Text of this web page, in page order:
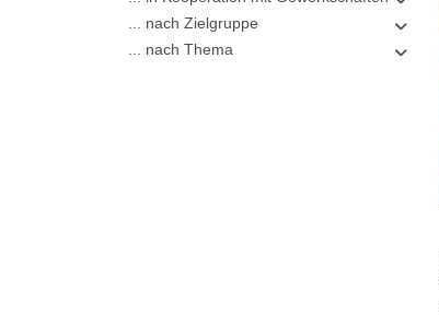
... nach Zielgruppe
... nach Thema